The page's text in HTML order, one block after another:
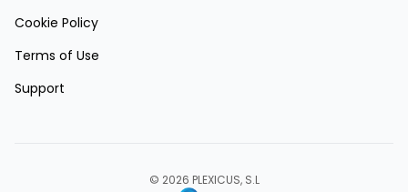
Cookie Policy
Terms of Use
Support
© 2026 PLEXICUS, S.L